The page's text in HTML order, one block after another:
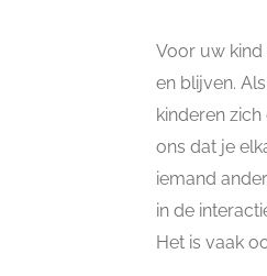
Voor uw
en blijven.
kinderen
ons dat je
iemand
in de
Het is vaak